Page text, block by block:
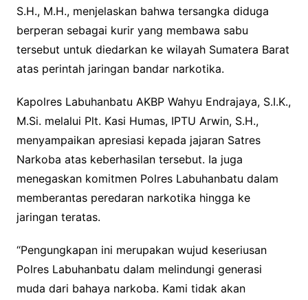
S.H., M.H., menjelaskan bahwa tersangka diduga
berperan sebagai kurir yang membawa sabu
tersebut untuk diedarkan ke wilayah Sumatera Barat
atas perintah jaringan bandar narkotika.
Kapolres Labuhanbatu AKBP Wahyu Endrajaya, S.I.K.,
M.Si. melalui Plt. Kasi Humas, IPTU Arwin, S.H.,
menyampaikan apresiasi kepada jajaran Satres
Narkoba atas keberhasilan tersebut. Ia juga
menegaskan komitmen Polres Labuhanbatu dalam
memberantas peredaran narkotika hingga ke
jaringan teratas.
“Pengungkapan ini merupakan wujud keseriusan
Polres Labuhanbatu dalam melindungi generasi
muda dari bahaya narkoba. Kami tidak akan